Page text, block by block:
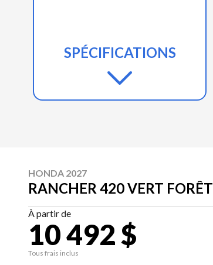
SPÉCIFICATIONS
HONDA 2027
RANCHER 420 VERT FORÊT
À partir de
10 492 $
Tous frais inclus